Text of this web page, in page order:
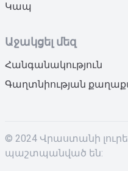
Կապ
Աջակցել մեզ
Հանգանակություն
Գաղտնիության
© 2024 Վրաստանի
պաշտպանված են: